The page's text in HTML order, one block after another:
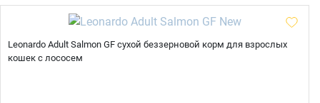
Leonardo Adult Salmon GF сухой беззерновой корм для взрослых
кошек с лососем